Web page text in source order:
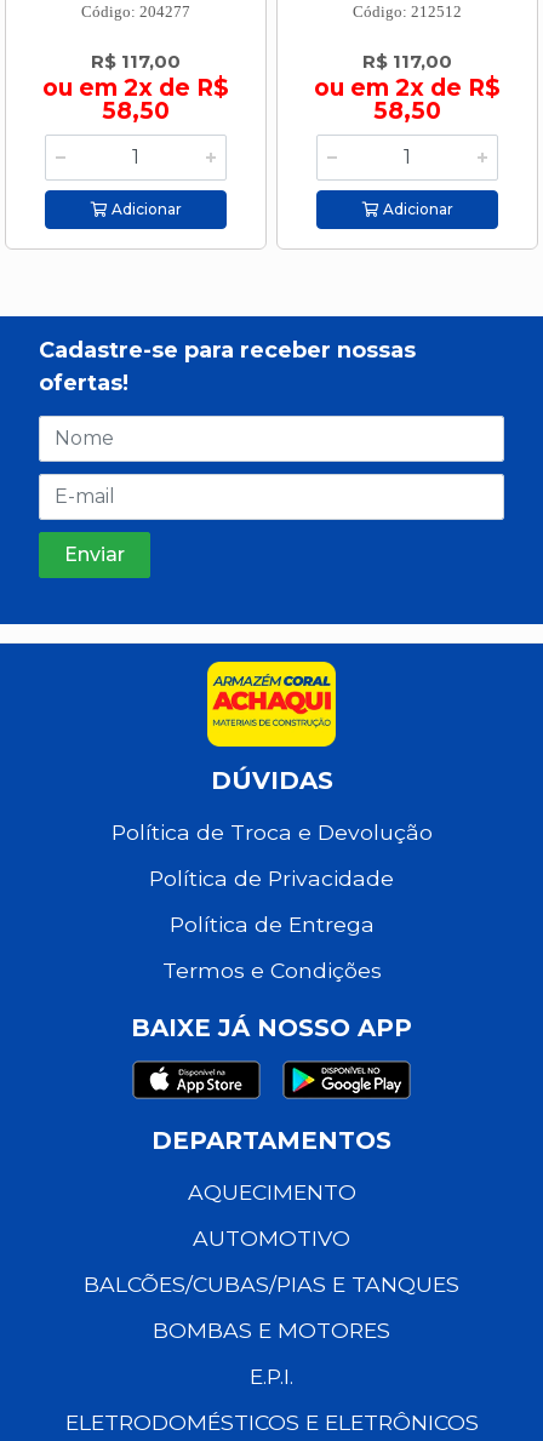
Código: 204277
R$ 117,00
ou em 2x de R$
58,50
Adicionar
Código: 212512
R$ 117,00
ou em 2x de R$
58,50
Adicionar
Cadastre-se para receber nossas
ofertas!
DÚVIDAS
Política de Troca e Devolução
Política de Privacidade
Política de Entrega
Termos e Condições
BAIXE JÁ NOSSO APP
DEPARTAMENTOS
AQUECIMENTO
AUTOMOTIVO
BALCÕES/CUBAS/PIAS E TANQUES
BOMBAS E MOTORES
E.P.I.
ELETRODOMÉSTICOS E ELETRÔNICOS